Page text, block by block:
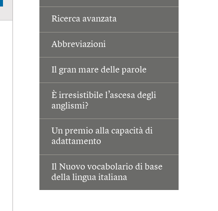
Ricerca avanzata
Abbreviazioni
Il gran mare delle parole
È irresistibile l’ascesa degli
anglismi?
Un premio alla capacità di
adattamento
Il Nuovo vocabolario di base
della lingua italiana